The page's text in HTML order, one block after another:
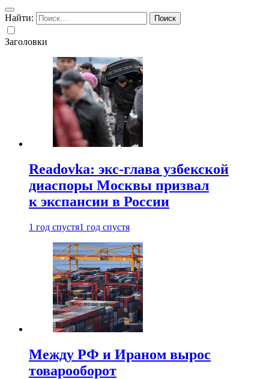
Найти:
Заголовки
Readovka: экс-глава узбекской
диаспоры Москвы призвал
к экспансии в России
1 год спустя1 год спустя
Между РФ и Ираном вырос
товарооборот